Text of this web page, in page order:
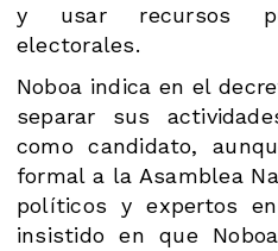
y usar recursos
electorales.
Noboa indica en el
separar sus
como candidato,
formal a la Asamblea
políticos y expertos
insistido en que